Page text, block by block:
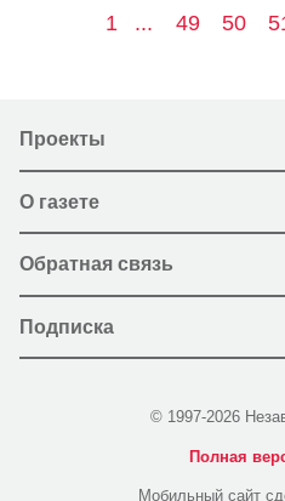
1 ... 49 50
Проекты
О газете
Обратная связь
Подписка
© 1997-2026
Полная
Мобильный сайт